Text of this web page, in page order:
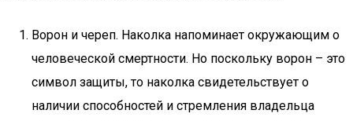
Ворон и череп. Наколка напоминает окружающим о
человеческой смертности. Но поскольку ворон – это
символ защиты, то наколка свидетельствует о
наличии способностей и стремления владельца